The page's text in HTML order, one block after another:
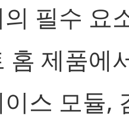
필수 요
홈 제품에
스 모듈,